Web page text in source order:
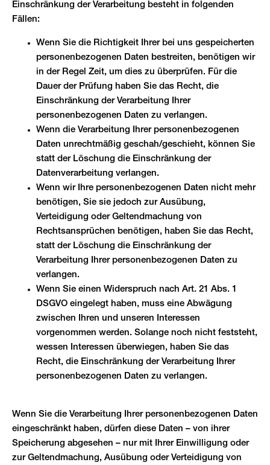
Einschränkung der Verarbeitung besteht in folgenden
Fällen:
Wenn Sie die Richtigkeit Ihrer bei uns gespeicherten
personenbezogenen Daten bestreiten, benötigen wir
in der Regel Zeit, um dies zu überprüfen. Für die
Dauer der Prüfung haben Sie das Recht, die
Einschränkung der Verarbeitung Ihrer
personenbezogenen Daten zu verlangen.
Wenn die Verarbeitung Ihrer personenbezogenen
Daten unrechtmäßig geschah/geschieht, können Sie
statt der Löschung die Einschränkung der
Datenverarbeitung verlangen.
Wenn wir Ihre personenbezogenen Daten nicht mehr
benötigen, Sie sie jedoch zur Ausübung,
Verteidigung oder Geltendmachung von
Rechtsansprüchen benötigen, haben Sie das Recht,
statt der Löschung die Einschränkung der
Verarbeitung Ihrer personenbezogenen Daten zu
verlangen.
Wenn Sie einen Widerspruch nach Art. 21 Abs. 1
DSGVO eingelegt haben, muss eine Abwägung
zwischen Ihren und unseren Interessen
vorgenommen werden. Solange noch nicht feststeht,
wessen Interessen überwiegen, haben Sie das
Recht, die Einschränkung der Verarbeitung Ihrer
personenbezogenen Daten zu verlangen.
Wenn Sie die Verarbeitung Ihrer personenbezogenen Daten
eingeschränkt haben, dürfen diese Daten – von ihrer
Speicherung abgesehen – nur mit Ihrer Einwilligung oder
zur Geltendmachung, Ausübung oder Verteidigung von